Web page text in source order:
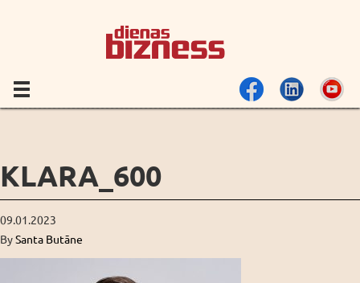
KLARA_600
09.01.2023
BySanta Butāne